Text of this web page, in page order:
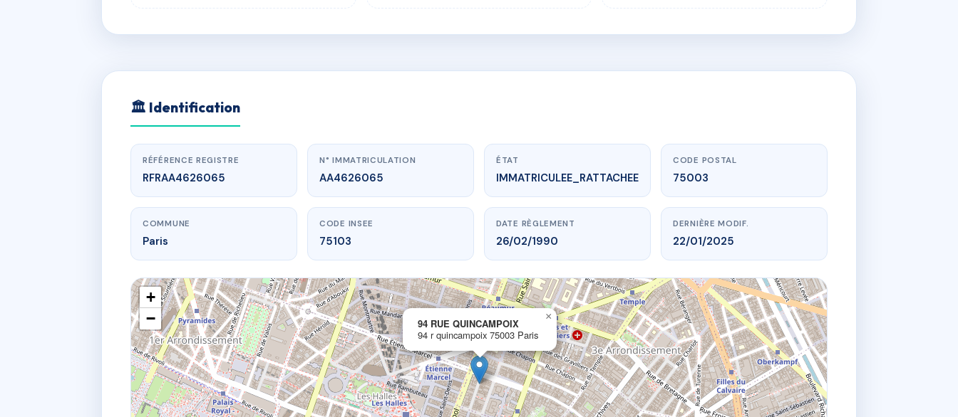
AA4626065 🇫🇷
www.vme.plus/AA4626065
94 RUE QUINCAMPOIX
94 r quincampoix75003 Paris
🏛 Identification
RÉFÉRENCE REGISTRE
RFRAA4626065
N° IMMATRICULATION
AA4626065
ÉTAT
IMMATRICULEE_RATTACHEE
CODE POSTAL
75003
COMMUNE
Paris
CODE INSEE
75103
DATE RÈGLEMENT
26/02/1990
DERNIÈRE MODIF.
22/01/2025
94 RUE QUINCAMPOIX
94 r quincampoix 75003 Paris
×
+
−